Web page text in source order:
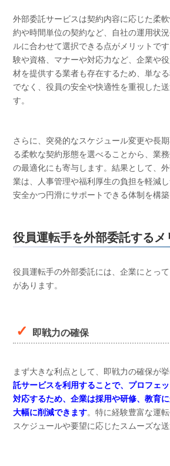
外部委託サービスは契約内容に応じた柔
約や時間単位の契約など、自社の運用状
ルに合わせて選択できる点がメリットで
験や資格、マナーや対応力など、企業や
材を提供する業者も存在するため、単な
でなく、役員の安全や快適性を重視した
す。
さらに、突発的なスケジュール変更や長
る柔軟な契約形態を選べることから、業
の最適化にも寄与します。結果として、
業は、人事管理や福利厚生の負担を軽減
安全かつ円滑にサポートできる体制を構築
役員運転手を外部委託するメ
役員運転手の外部委託には、企業にとっ
があります。
即戦力の確保
まず大きな利点として、即戦力の確保が挙
託サービスを利用することで、プロフェ
対応するため、企業は採用や研修、教育
大幅に削減できます。特に経験豊富な運
スケジュールや要望に応じたスムーズな送